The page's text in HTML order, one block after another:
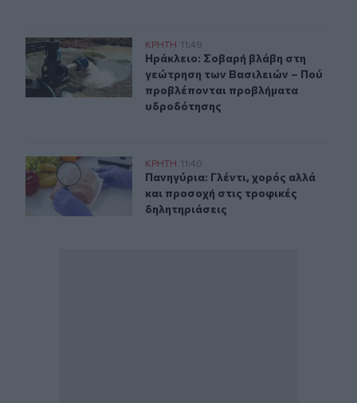
Ηράκλειο: Σοβαρή βλάβη στη γεώτρηση των
ΚΡΗΤΗ 11:49
Ηράκλειο: Σοβαρή βλάβη στη
Ηράκλειο: Σοβαρή βλάβη στη
γεώτρηση των Βασιλειών – Πού
προβλέπονται προβλήματα
υδροδότησης
Πανηγύρια: Γλέντι, χορός αλλά και προσοχή στις
ΚΡΗΤΗ 11:40
Πανηγύρια: Γλέντι, χορός αλλά
Πανηγύρια: Γλέντι, χορός αλλά
και προσοχή στις τροφικές
δηλητηριάσεις